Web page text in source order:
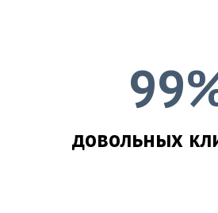
довольных